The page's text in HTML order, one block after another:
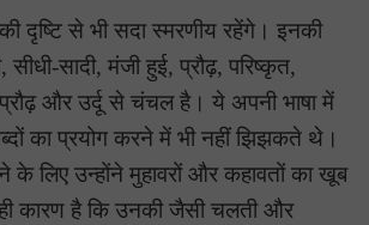
दृष्टि से भी सदा स्मरणीय रहेंगे। इनकी
सीधी-सादी, मंजी हुई, प्रौढ़, परिष्कृत,
और उर्दू से चंचल है। ये अपनी भाषा में
का प्रयोग करने में भी नहीं झिझकते थे।
के लिए उन्होंने मुहावरों और कहावतों का खूब
कारण है कि उनकी जैसी चलती और